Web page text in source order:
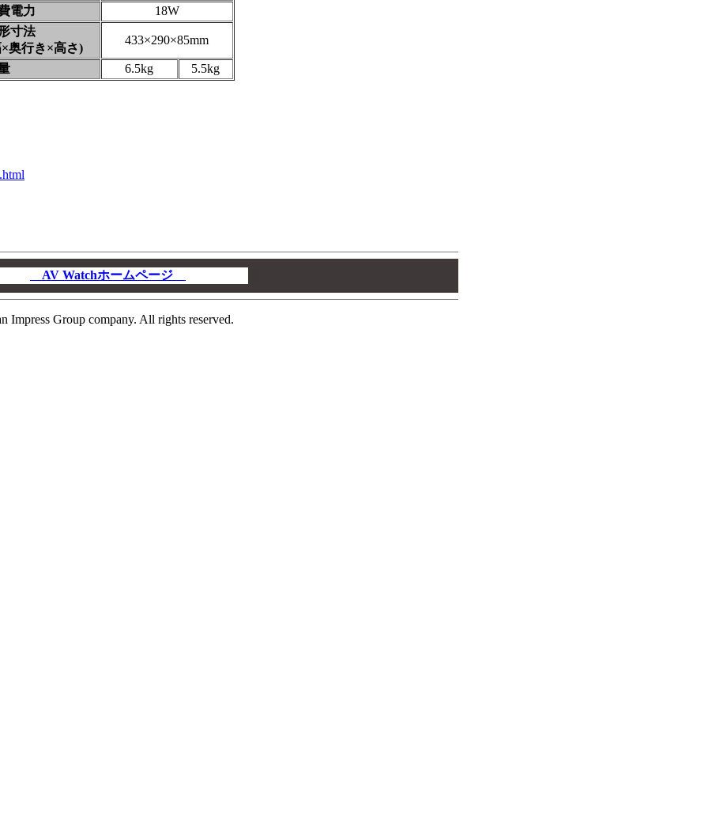
電力
18W
寸法
奥行き×高さ)
433×290×85mm
6.5kg 5.5kg
AV Watchホームページ
Impress Group company. All rights reserved.